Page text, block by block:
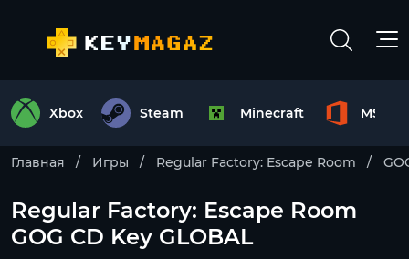
Xbox Steam Minecraft MS
Главная Игры Regular Factory: Escape Room
Regular Factory: Escape Room
GOG CD Key GLOBAL